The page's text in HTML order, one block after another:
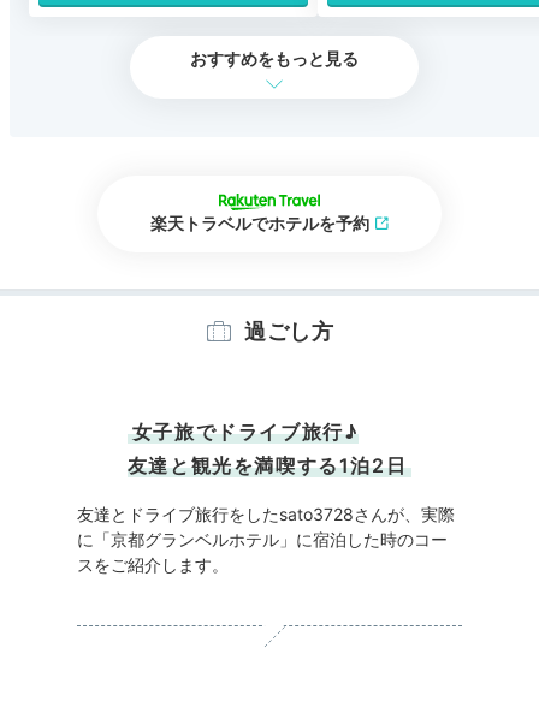
おすすめをもっと見る
楽天トラベルでホテルを予約
過ごし方
女子旅でドライブ旅行♪
友達と観光を満喫する1泊2日
友達とドライブ旅行をしたsato3728さんが、実際
に「京都グランベルホテル」に宿泊した時のコー
スをご紹介します。